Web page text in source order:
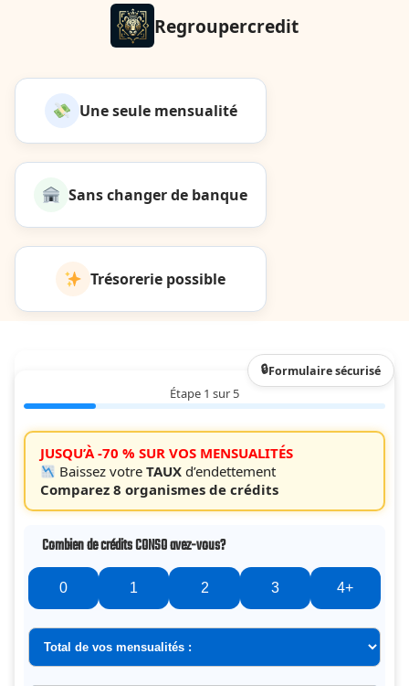
Regroupercredit
Une seule mensualité
Sans changer de banque
Trésorerie possible
Étape 1 sur 5
Formulaire sécurisé
JUSQU’À -70 % SUR VOS MENSUALITÉS
Baissez votreTAUX d’endettement
Comparez 8 organismes de crédits
Combien de crédits CONSO avez-vous?
0 1 2 3 4+